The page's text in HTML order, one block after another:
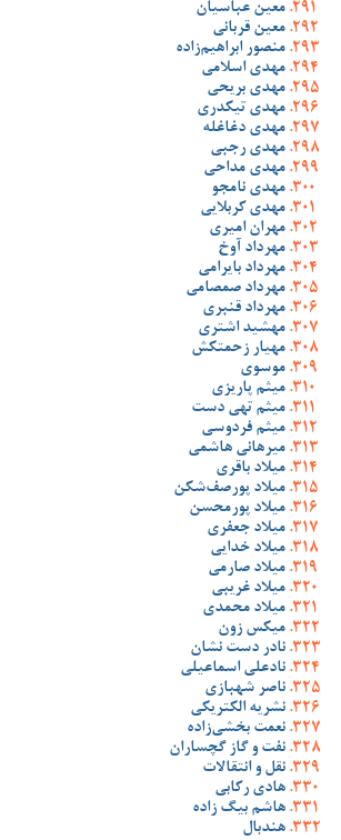
معین عباسیان
معین قربانی
منصور ابراهیم‌زاده
مهدی اسلامی
مهدی بریحی
مهدی تیکدری
مهدی دغاغله
مهدی رجبی
مهدی مداحی
مهدی نامجو
مهدی کربلایی
مهران امیری
مهرداد آوخ
مهرداد بایرامی
مهرداد صمصامی
مهرداد قنبری
مهشید اشتری
مهیار زحمتکش
موسوی
میثم پاریزی
میثم تهی دست
میثم فردوسی
میرهانی هاشمی
میلاد باقری
میلاد پورصف‌شکن
میلاد پورمحسن
میلاد جعفری
میلاد خدایی
میلاد صارمی
میلاد غریبی
میلاد محمدی
میکس زون
نادر دست نشان
نادعلی اسماعیلی
ناصر شهبازی
نشریه الکتریکی
نعمت بخشی‌زاده
نفت و گاز گچساران
نقل و انتقالات
هادی رکابی
هاشم بیگ زاده
هندبال